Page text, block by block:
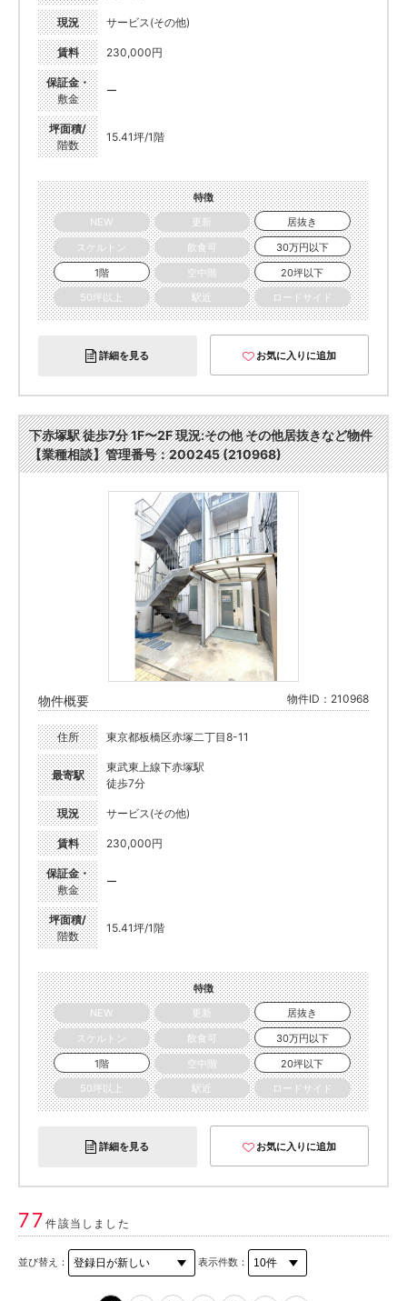
現況 サービス(その他)
賃料 230,000円
保証金・
敷金
ー
坪面積/
階数
15.41坪/1階
特徴
NEW
更新
居抜き
スケルトン
飲食可
30万円以下
1階
空中階
20坪以下
50坪以上
駅近 ロードサイド
詳細を見る お気に入りに追加
下赤塚駅 徒歩7分 1F〜2F 現況:その他 その他居抜きなど物件
【業種相談】管理番号：200245 (210968)
物件概要 物件ID：210968
住所 東京都板橋区赤塚二丁目8-11
最寄駅
東武東上線下赤塚駅
徒歩7分
現況 サービス(その他)
賃料 230,000円
保証金・
敷金
ー
坪面積/
階数
15.41坪/1階
特徴
NEW
更新
居抜き
スケルトン
飲食可
30万円以下
1階
空中階
20坪以下
50坪以上
駅近 ロードサイド
詳細を見る お気に入りに追加
77件該当しました
並び替え： 表示件数：